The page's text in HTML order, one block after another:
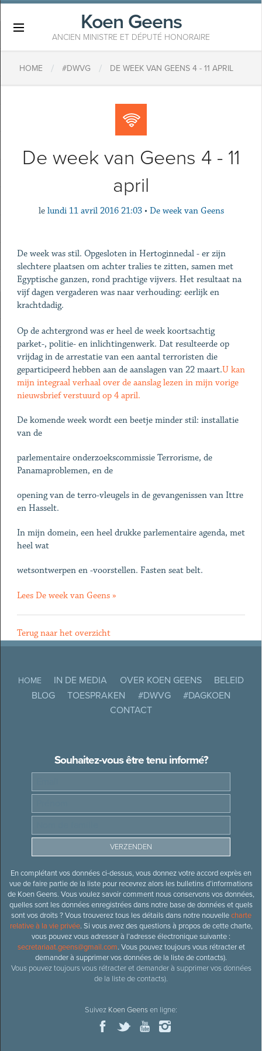
Koen Geens
ANCIEN MINISTRE ET DÉPUTÉ HONORAIRE
HOME / #DWVG / DE WEEK VAN GEENS 4 - 11 APRIL
De week van Geens 4 - 11
april
le lundi 11 avril 2016 21:03 • De week van Geens
De week was stil. Opgesloten in Hertoginnedal - er zijn
slechtere plaatsen om achter tralies te zitten, samen met
Egyptische ganzen, rond prachtige vijvers. Het resultaat na
vijf dagen vergaderen was naar verhouding: eerlijk en
krachtdadig.
Op de achtergrond was er heel de week koortsachtig
parket-, politie- en inlichtingenwerk. Dat resulteerde op
vrijdag in de arrestatie van een aantal terroristen die
geparticipeerd hebben aan de aanslagen van 22 maart.U kan
mijn integraal verhaal over de aanslag lezen in mijn vorige
nieuwsbrief verstuurd op 4 april.
De komende week wordt een beetje minder stil: installatie
van de
parlementaire onderzoekscommissie Terrorisme, de
Panamaproblemen, en de
opening van de terro-vleugels in de gevangenissen van Ittre
en Hasselt.
In mijn domein, een heel drukke parlementaire agenda, met
heel wat
wetsontwerpen en -voorstellen. Fasten seat belt.
Lees De week van Geens »
Terug naar het overzicht
HOME IN DE MEDIA OVER KOEN GEENS
BELEID
BLOG
TOESPRAKEN #DWVG
#DAGKOEN
CONTACT
Souhaitez-vous être tenu informé?
En complétant vos données ci-dessus, vous donnez votre accord exprès en
vue de faire partie de la liste pour recevrez alors les bulletins d’informations
de Koen Geens. Vous voulez savoir comment nous conservons vos données,
quelles sont les données enregistrées dans notre base de données et quels
sont vos droits ? Vous trouverez tous les détails dans notre nouvellecharte
relative à la vie privée. Si vous avez des questions à propos de cette charte,
vous pouvez vous adresser à l’adresse électronique suivante :
secretariaat.geens@gmail.com. Vous pouvez toujours vous rétracter et
demander à supprimer vos données de la liste de contacts).
Vous pouvez toujours vous rétracter et demander à supprimer vos données
de la liste de contacts).
Suivez Koen Geensen ligne: